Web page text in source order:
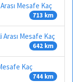
Mesafe Kaç
713 km
Arası Mesafe Kaç
642 km
Kaç
744 km